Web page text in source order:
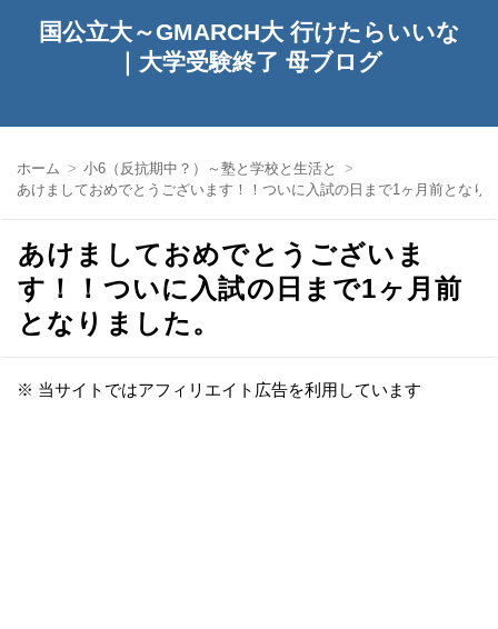
国公立大～GMARCH大 行けたらいいな
｜大学受験終了 母ブログ
ホーム
小6（反抗期中？）～塾と学校と生活と
あけましておめでとうございます！！ついに入試の日まで1ヶ月前となり
あけましておめでとうございま
す！！ついに入試の日まで1ヶ月前
となりました。
※ 当サイトではアフィリエイト広告を利用しています